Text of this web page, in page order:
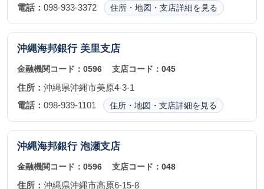
電話： 098-933-3372 住所・地図・支店詳細を見る
沖縄海邦銀行 美里支店
金融機関コード： 0596 支店コード：045
住所： 沖縄県沖縄市美原4-3-1
電話： 098-939-1101 住所・地図・支店詳細を見る
沖縄海邦銀行 泡瀬支店
金融機関コード： 0596 支店コード：048
住所： 沖縄県沖縄市高原6-15-8